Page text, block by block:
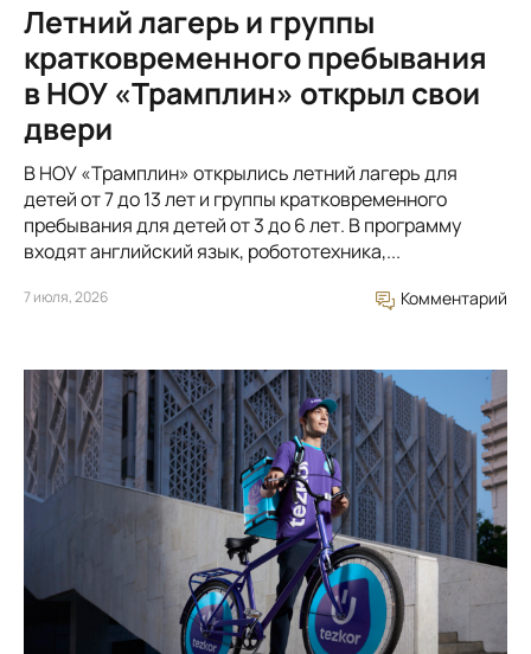
Летний лагерь и группы
кратковременного пребывания
в НОУ «Трамплин» открыл свои
двери
В НОУ «Трамплин» открылись летний лагерь для
детей от 7 до 13 лет и группы кратковременного
пребывания для детей от 3 до 6 лет. В программу
входят английский язык, робототехника,...
7 июля, 2026 Комментарий